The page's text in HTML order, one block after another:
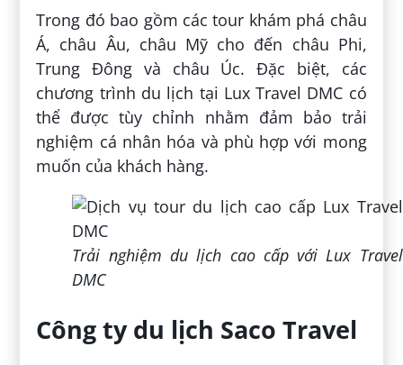
Trong đó bao gồm các tour khám phá châu
Á, châu Âu, châu Mỹ cho đến châu Phi,
Trung Đông và châu Úc. Đặc biệt, các
chương trình du lịch tại Lux Travel DMC có
thể được tùy chỉnh nhằm đảm bảo trải
nghiệm cá nhân hóa và phù hợp với mong
muốn của khách hàng.
Trải nghiệm du lịch cao cấp với Lux Travel
DMC
Công ty du lịch Saco Travel